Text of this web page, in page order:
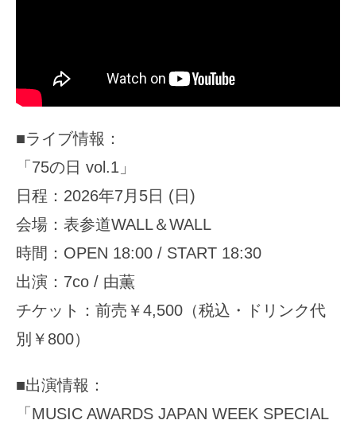
■ライブ情報：
「75の日 vol.1」
日程：2026年7月5日 (日)
会場：表参道WALL＆WALL
時間：OPEN 18:00 / START 18:30
出演：7co / 由薫
チケット：前売￥4,500（税込・ドリンク代
別￥800）
■出演情報：
「MUSIC AWARDS JAPAN WEEK SPECIAL